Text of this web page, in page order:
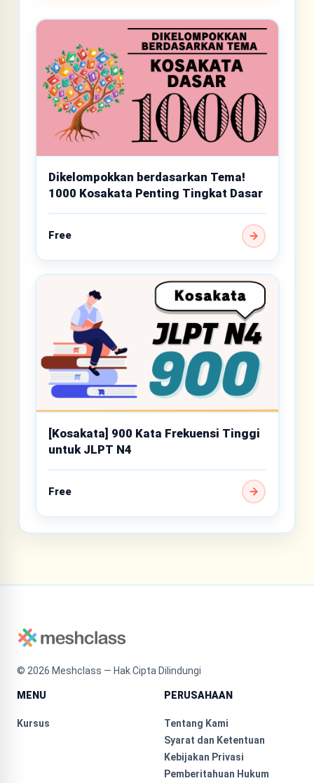
Dikelompokkan berdasarkan Tema!
1000 Kosakata Penting Tingkat Dasar
Free
[Kosakata] 900 Kata Frekuensi Tinggi
untuk JLPT N4
Free
© 2026 Meshclass — Hak Cipta Dilindungi
MENU
Kursus
PERUSAHAAN
Tentang Kami
Syarat dan Ketentuan
Kebijakan Privasi
Pemberitahuan Hukum